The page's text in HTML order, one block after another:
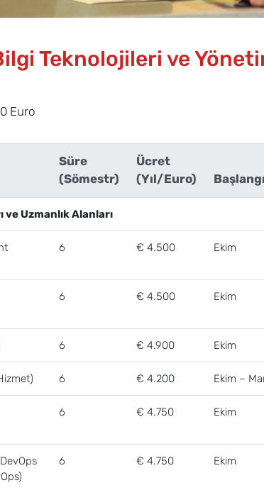
Teknolojileri ve
Euro
Süre
(Sömestr)
Ücret
(Yıl/Euro)
Uzmanlık Alanları
6 € 4.500 Ekim
6 € 4.500 Ekim
6 € 4.900 Ekim
6 € 4.200 Ekim –
6 € 4.750 Ekim
6 € 4.750 Ekim